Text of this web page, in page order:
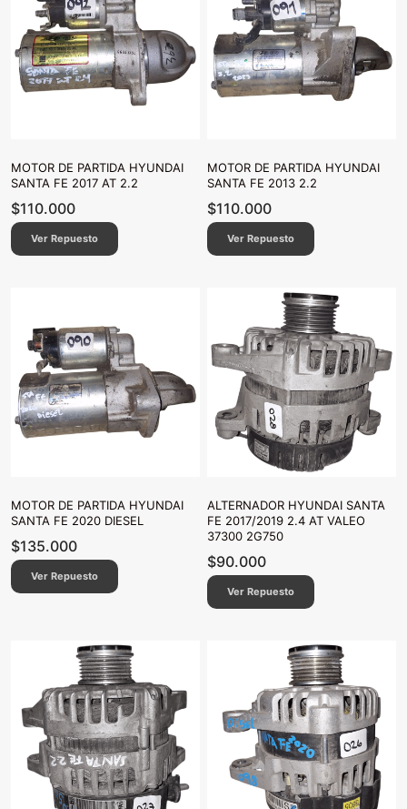
MOTOR DE PARTIDA HYUNDAI
SANTA FE 2017 AT 2.2
$110.000
Ver Repuesto
MOTOR DE PARTIDA HYUNDAI
SANTA FE 2013 2.2
$110.000
Ver Repuesto
MOTOR DE PARTIDA HYUNDAI
SANTA FE 2020 DIESEL
$135.000
Ver Repuesto
ALTERNADOR HYUNDAI SANTA
FE 2017/2019 2.4 AT VALEO
37300 2G750
$90.000
Ver Repuesto